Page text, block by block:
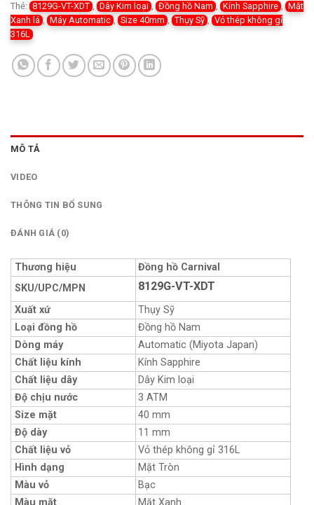
Thẻ: 8129G-VT-XDT , Dây Kim loại , Đồng hồ Nam , Kính Sapphire , Mặt
Xanh lá , Máy Automatic , Size 40mm , Thụy Sỹ , Vỏ thép không gỉ
316L
MÔ TẢ
VIDEO
THÔNG TIN BỔ SUNG
ĐÁNH GIÁ (0)
Thương hiệu
Đồng hồ Carnival
SKU/UPC/MPN
8129G-VT-XDT
Xuất xứ
Thụy Sỹ
Loại đồng hồ
Đồng hồ Nam
Dòng máy
Automatic (Miyota Japan)
Chất liệu kính
Kính Sapphire
Chất liệu dây
Dây Kim loại
Độ chịu nước
3 ATM
Size mặt
40 mm
Độ dày
11 mm
Chất liệu vỏ
Vỏ thép không gỉ 316L
Hình dạng
Mặt Tròn
Màu vỏ
Bạc